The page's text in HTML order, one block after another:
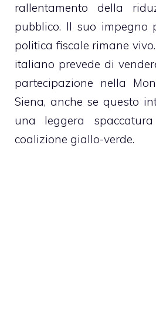
rallentamento della
pubblico. Il suo impegno
politica fiscale rimane
italiano prevede di
partecipazione nella
Siena, anche se questo
una leggera
coalizione giallo-verde.